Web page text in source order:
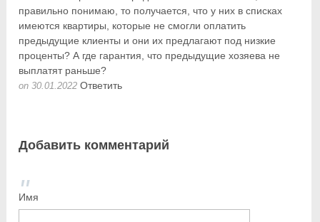
правильно понимаю, то получается, что у них в списках
имеются квартиры, которые не смогли оплатить
предыдущие клиенты и они их предлагают под низкие
проценты? А где гарантия, что предыдущие хозяева не
выплатят раньше?
on 30.01.2022 Ответить
Добавить комментарий
Имя